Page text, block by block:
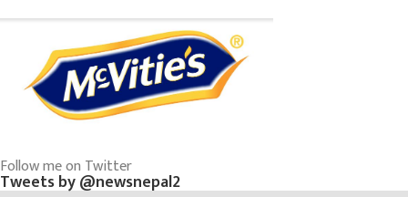
Follow me on Twitter
Tweets by @newsnepal2